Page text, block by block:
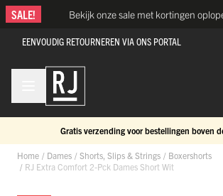
Ga naar de inhoud
SALE! Bekijk onze sale met kortingen
EENVOUDIG RETOURNEREN VIA ONS PORTAL
Gratis verzending voor bestellingen boven
Home / Dames / Shorts, Slips & Strings / Boxershorts
/ RJ Extra Comfort 2-Pck Dames Short Wit